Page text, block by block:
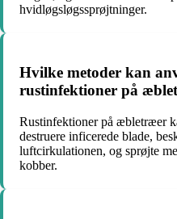
hvidløgsløgssprøjtninger.
Hvilke metoder kan
rustinfektioner på
Rustinfektioner på æbletræer
destruere inficerede blade,
luftcirkulationen, og sprøjte
kobber.